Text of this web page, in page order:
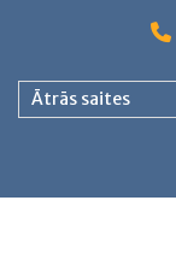
Ātrās saites